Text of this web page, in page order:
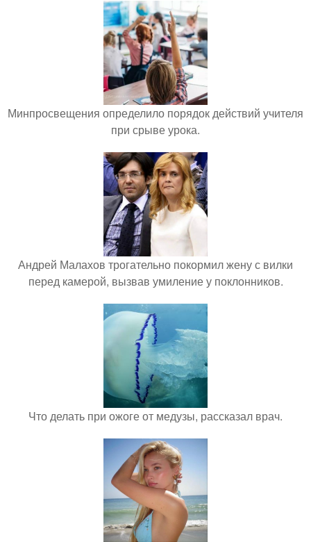
Минпросвещения определило порядок действий учителя
при срыве урока.
Андрей Малахов трогательно покормил жену с вилки
перед камерой, вызвав умиление у поклонников.
Что делать при ожоге от медузы, рассказал врач.